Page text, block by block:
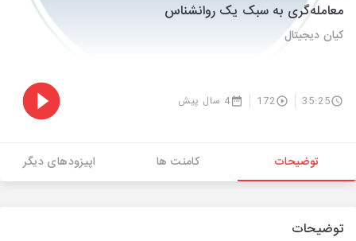
معامله‌گری به سبک یک روانشناس
کیان دیجیتال
35:25
172 4 سال پیش
توضیحات کامنت ها اپیزودهای دیگر
توضیحات